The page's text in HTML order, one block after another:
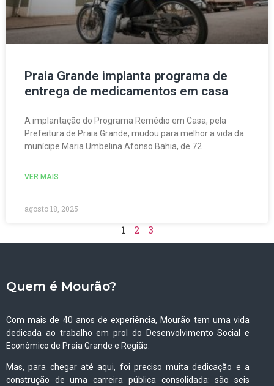
Praia Grande implanta programa de
entrega de medicamentos em casa
A implantação do Programa Remédio em Casa, pela
Prefeitura de Praia Grande, mudou para melhor a vida da
munícipe Maria Umbelina Afonso Bahia, de 72
VER MAIS
agosto 18, 2025
1 2 3
Quem é Mourão?
Com mais de 40 anos de experiência, Mourão tem uma vida
dedicada ao trabalho em prol do Desenvolvimento Social e
Econômico de Praia Grande e Região.
Mas, para chegar até aqui, foi preciso muita dedicação e a
construção de uma carreira pública consolidada: são seis